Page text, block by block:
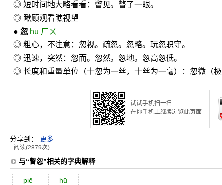
◎ 短时间地大略看看：瞥见。瞥了一眼。
◎ 瞅顾观看瞧视望
● 忽 hū ㄏㄨˉ
◎ 粗心，不注意：忽视。疏忽。忽略。玩忽职守。
◎ 迅速，突然：忽而。忽然。忽地。忽高忽低。
◎ 长度和重量单位（十忽为一丝，十丝为一毫）：忽微（
试试手机扫一扫
在你手机上继续浏览此页面
分享到： 更多
阅读(2879次)
与“瞥忽”相关的字典解释
piē hū